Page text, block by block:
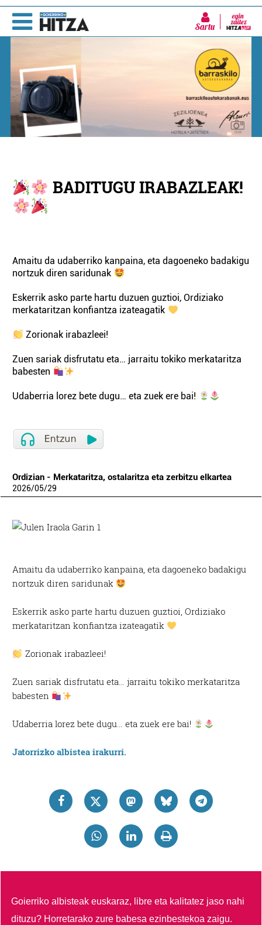
Sartu
BADITUGU IRABAZLEAK!
Amaitu da udaberriko kanpaina, eta dagoeneko badakigu
nortzuk diren saridunak
Eskerrik asko parte hartu duzuen guztioi, Ordiziako
merkataritzan konfiantza izateagatik
Zorionak irabazleei!
Zuen sariak disfrutatu eta… jarraitu tokiko merkataritza
babesten
Udaberria lorez bete dugu… eta zuek ere bai!
Ordizian - Merkataritza, ostalaritza eta zerbitzu elkartea
2026/05/29
Amaitu da udaberriko kanpaina, eta dagoeneko badakigu
nortzuk diren saridunak
Eskerrik asko parte hartu duzuen guztioi, Ordiziako
merkataritzan konfiantza izateagatik
Zorionak irabazleei!
Zuen sariak disfrutatu eta… jarraitu tokiko merkataritza
babesten
Udaberria lorez bete dugu… eta zuek ere bai!
Jatorrizko albistea irakurri.
Goierriko albisteak euskaraz, libre eta kalitatez jaso nahi
dituzu? Horretarako zure babesa ezinbestekoa zaigu.